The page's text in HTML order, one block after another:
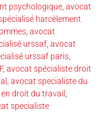
psychologique, avocat
harcèlement
, avocat
urssaf, avocat
urssaf paris,
, avocat spécialiste droit
, avocat specialiste du
droit du travail ,
specialiste